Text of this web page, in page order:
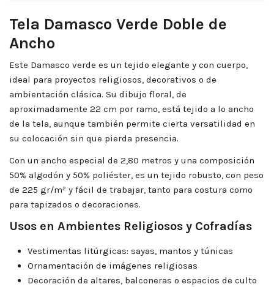
Tela Damasco Verde Doble de
Ancho
Este Damasco verde es un tejido elegante y con cuerpo,
ideal para proyectos religiosos, decorativos o de
ambientación clásica. Su dibujo floral, de
aproximadamente 22 cm por ramo, está tejido a lo ancho
de la tela, aunque también permite cierta versatilidad en
su colocación sin que pierda presencia.
Con un ancho especial de 2,80 metros y una composición
50% algodón y 50% poliéster, es un tejido robusto, con peso
de 225 gr/m² y fácil de trabajar, tanto para costura como
para tapizados o decoraciones.
Usos en Ambientes Religiosos y Cofradías
Vestimentas litúrgicas: sayas, mantos y túnicas
Ornamentación de imágenes religiosas
Decoración de altares, balconeras o espacios de culto